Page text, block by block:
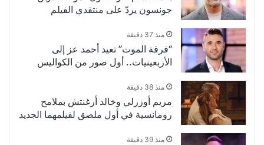
جونسون يردّ على منتقدي الفيلم
منذ 37 دقيقة
“فرقة الموت” تعيد أحمد عز إلى
الأربعينيات.. أول صور من الكواليس
منذ 38 دقيقة
مريم أوزرلي وخالد أرغنتش بملامح
رومانسية في أول ملصق لفيلمهما الجديد
منذ 39 دقيقة